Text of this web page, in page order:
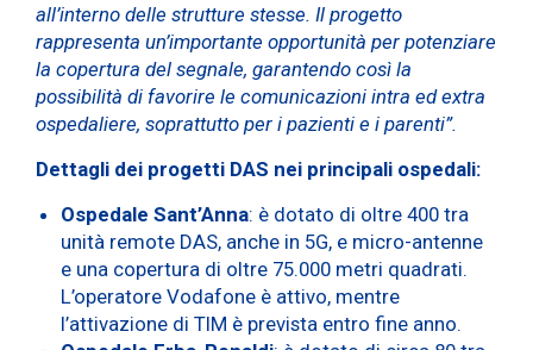
all’interno delle strutture stesse. Il progetto
rappresenta un’importante opportunità per potenziare
la copertura del segnale, garantendo così la
possibilità di favorire le comunicazioni intra ed extra
ospedaliere, soprattutto per i pazienti e i parenti”.
Dettagli dei progetti DAS nei principali ospedali:
Ospedale Sant’Anna: è dotato di oltre 400 tra
unità remote DAS, anche in 5G, e micro-antenne
e una copertura di oltre 75.000 metri quadrati.
L’operatore Vodafone è attivo, mentre
l’attivazione di TIM è prevista entro fine anno.